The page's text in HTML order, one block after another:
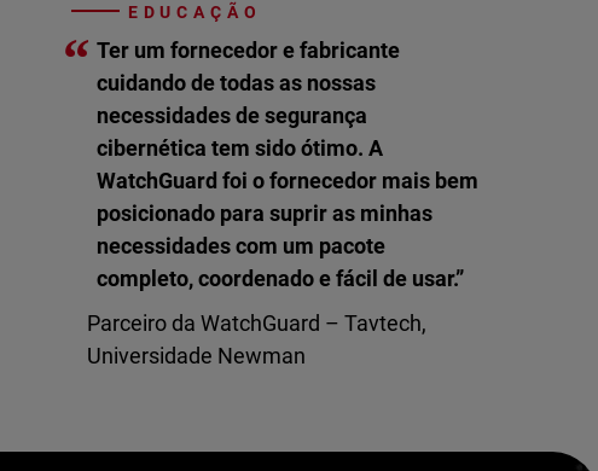
EDUCAÇÃO
“ Ter um fornecedor e fabricante
cuidando de todas as nossas
necessidades de segurança
cibernética tem sido ótimo. A
WatchGuard foi o fornecedor mais bem
posicionado para suprir as minhas
necessidades com um pacote
completo, coordenado e fácil de usar.”
Parceiro da WatchGuard – Tavtech,
Universidade Newman